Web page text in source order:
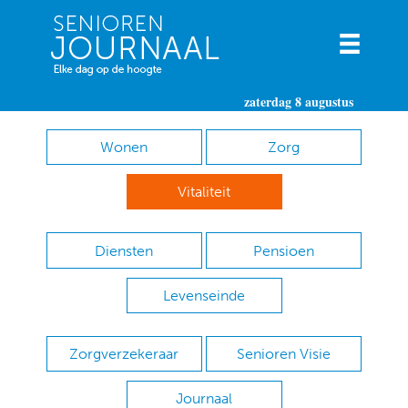
zaterdag 8 augustus
Wonen Zorg
Vitaliteit
Diensten Pensioen
Levenseinde
Zorgverzekeraar Senioren Visie
Journaal